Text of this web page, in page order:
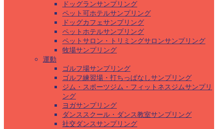
ドッグランサンプリング
ペット可ホテルサンプリング
ドッグカフェサンプリング
ペットホテルサンプリング
ペットサロン・トリミングサロンサンプリング
牧場サンプリング
運動
ゴルフ場サンプリング
ゴルフ練習場・打ちっぱなしサンプリング
ジム・スポーツジム・フィットネスジムサンプリ
ング
ヨガサンプリング
ダンススクール・ダンス教室サンプリング
社交ダンスサンプリング